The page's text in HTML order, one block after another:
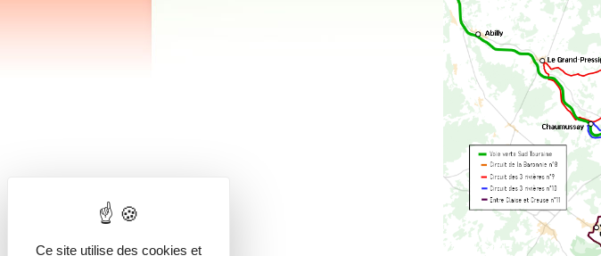
Ce site utilise des cookies et